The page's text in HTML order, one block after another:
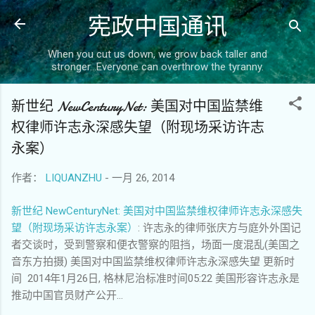
跳至主要内容
宪政中国通讯
When you cut us down, we grow back taller and
stronger...Everyone can overthrow the tyranny.
新世纪 NewCenturyNet: 美国对中国监禁维
权律师许志永深感失望（附现场采访许志
永案）
作者： LIQUANZHU - 一月 26, 2014
新世纪 NewCenturyNet: 美国对中国监禁维权律师许志永深感失
望（附现场采访许志永案） : 许志永的律师张庆方与庭外外国记
者交谈时，受到警察和便衣警察的阻挡，场面一度混乱(美国之
音东方拍摄) 美国对中国监禁维权律师许志永深感失望 更新时
间 2014年1月26日, 格林尼治标准时间05:22 美国形容许志永是
推动中国官员财产公开...